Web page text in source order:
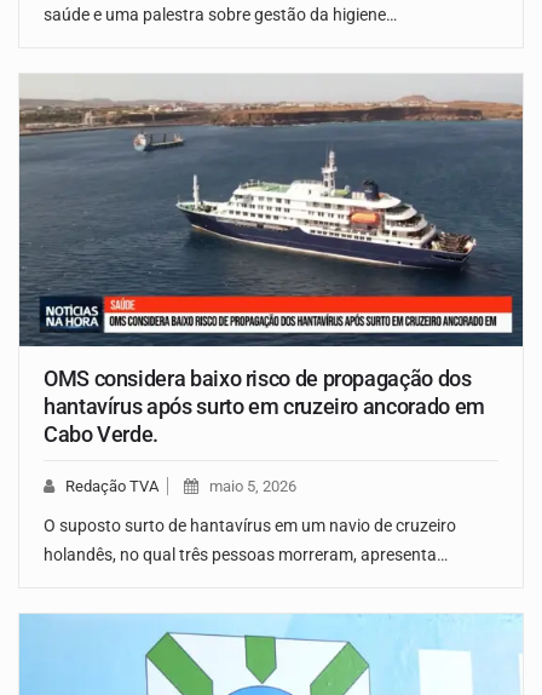
saúde e uma palestra sobre gestão da higiene…
OMS considera baixo risco de propagação dos
hantavírus após surto em cruzeiro ancorado em
Cabo Verde.
Redação TVA maio 5, 2026
O suposto surto de hantavírus em um navio de cruzeiro
holandês, no qual três pessoas morreram, apresenta…